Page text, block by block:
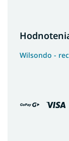
Wilsondo -